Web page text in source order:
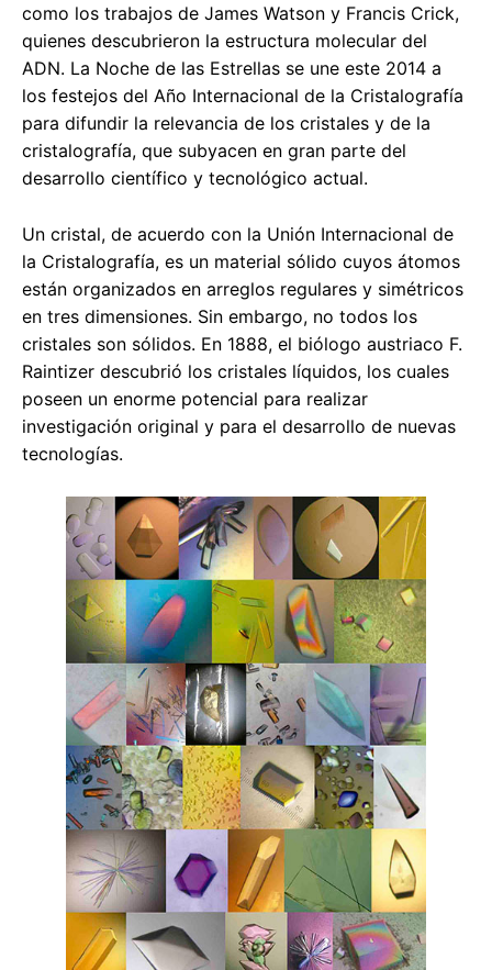
como los trabajos de James Watson y Francis Crick,
quienes descubrieron la estructura molecular del
ADN. La Noche de las Estrellas se une este 2014 a
los festejos del Año Internacional de la Cristalografía
para difundir la relevancia de los cristales y de la
cristalografía, que subyacen en gran parte del
desarrollo científico y tecnológico actual.
Un cristal, de acuerdo con la Unión Internacional de
la Cristalografía, es un material sólido cuyos átomos
están organizados en arreglos regulares y simétricos
en tres dimensiones. Sin embargo, no todos los
cristales son sólidos. En 1888, el biólogo austriaco F.
Raintizer descubrió los cristales líquidos, los cuales
poseen un enorme potencial para realizar
investigación original y para el desarrollo de nuevas
tecnologías.